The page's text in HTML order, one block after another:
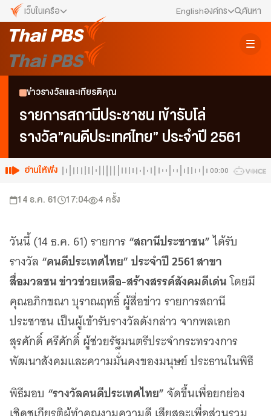
เว็บในเครือ
เว็บไซต์ในเครือ
ALTV
VIPA
พื้นที่นำเสนอวาระของสังคม
Thai PBS Kids
เรื่องราวดี ๆ สำหรับครอบครัว
View The World via The Voice
เว็บไซต์บริการ
เพราะพลังการสื่อสารอยู่ในมือคุณ
Locals
นิเวศสื่อสาธารณะท้องถิ่นคุณภาพ
Policy Watch
The Visual
Englishองค์กร
ข่าวประชาสัมพันธ์
คณะกรรมการนโยบาย ส.ส.ท.
สภาผู้ชมและผู้ฟังรายการ
รับเรื่องร้องเรียน
About Thai PBS
ค้นหา
ข่าวรางวัลและเกียรติคุณ
รายการสถานีประชาชน เข้ารับโล่
รางวัล”คนดีประเทศไทย” ประจำปี 2561
อ่านให้ฟัง 00:00
14 ธ.ค. 61 17:04 4 ครั้ง
วันนี้ (14 ธ.ค. 61) รายการ“สถานีประชาชน”ได้รับ
รางวัล “คนดีประเทศไทย”ประจำปี 2561 สาขา
สื่อมวลชน ข่าวช่วยเหลือ-สร้างสรรค์สังคมดีเด่นโดยมี
คุณอภิกขณา บุราณฤทธิ์ ผู้สื่อข่าว รายการสถานี
ประชาชน เป็นผู้เข้ารับรางวัลดังกล่าว จากพลเอก
สุรศักดิ์ ศรีศักดิ์ ผู้ช่วยรัฐมนตรีประจำกระทรวงการ
พัฒนาสังคมและความมั่นคงของมนุษย์ ประธานในพิธี
พิธีมอบ “รางวัลคนดีประเทศไทย”จัดขึ้นเพื่อยกย่อง